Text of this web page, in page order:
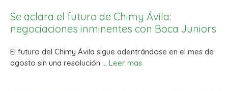
Se aclara el futuro de Chimy Ávila:
negociaciones inminentes con Boca Juniors
El futuro del Chimy Ávila sigue adentrándose en el mes de
agosto sin una resolución … Leer mas